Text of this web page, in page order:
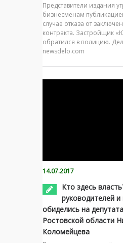
Представители издания
бизнесменам
случае отказа от
контракта. Застройщик
обратился в полицию.
newsdelo.com
14.07.2017
Кто здесь
руководителей
обиделись на
Ростовской области
Коломейцева